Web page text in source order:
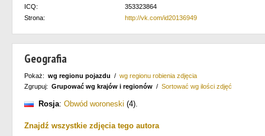
ICQ:
353323864
Strona:
http://vk.com/id20136949
Geografia
Pokaż: wg regionu pojazdu / wg regionu robienia zdjęcia
Zgrupuj: Grupować wg krajów i regionów / Sortować wg ilości zdjęć
Rosja: Obwód woroneski (4).
Znajdź wszystkie zdjęcia tego autora